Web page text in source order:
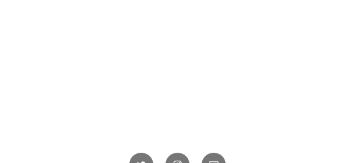
Twitter Instagramメ